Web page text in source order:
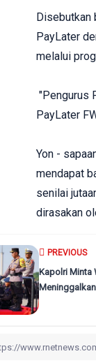
Disebutkan
PayLater
melalui
"Pengurus
PayLater
Yon -
mendapat
senilai
dirasakan
PREVIOUS
Kapolri Minta